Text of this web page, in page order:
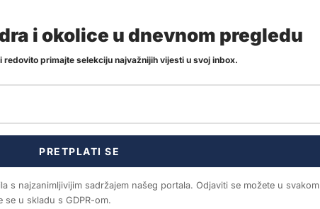
i okolice u dnevnom pregledu
primajte selekciju najvažnijih vijesti u svoj inbox.
PRETPLATI SE
s najzanimljivijim sadržajem našeg portala. Odjaviti se možete u svakom
u skladu s GDPR-om.